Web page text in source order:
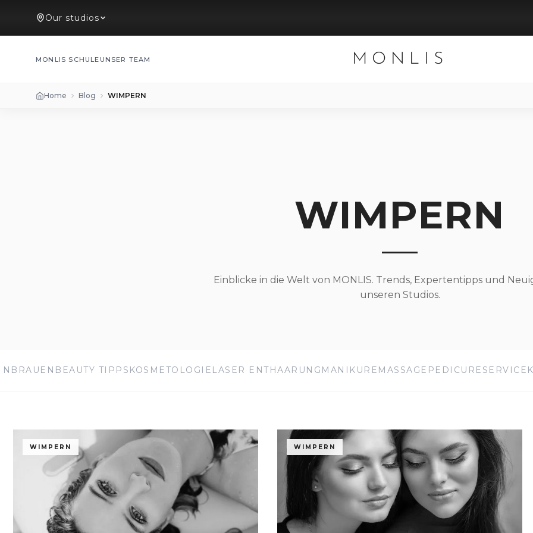
Our studios
MONLIS SCHULE UNSER TEAM MONLIS
Home Blog WIMPERN
WIMPERN
Einblicke in die Welt von MONLIS. Trends, Expertentipps und
unseren Studios.
BEAUTY TIPPS KOSMETOLOGIE LASER ENTHAARUNG MANIKURE MASSAGE PEDICURE
WIMPERN WIMPERN